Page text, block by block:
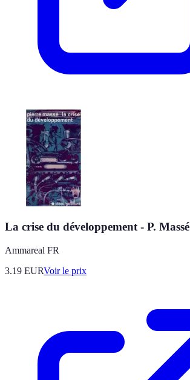
La crise du développement - P. Massé
Ammareal FR
3.19 EURVoir le prix